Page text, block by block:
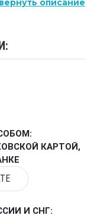
мм)
КАРТОЙ,
И СНГ: